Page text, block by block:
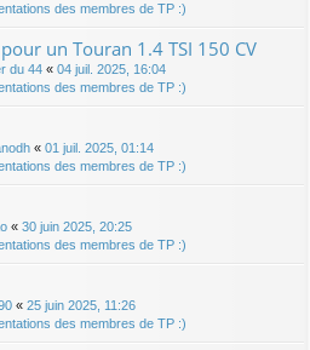
des membres de TP :)
un Touran 1.4 TSI 150 CV
du 44 « 04 juil. 2025, 16:04
des membres de TP :)
« 01 juil. 2025, 01:14
des membres de TP :)
« 30 juin 2025, 20:25
des membres de TP :)
« 25 juin 2025, 11:26
des membres de TP :)